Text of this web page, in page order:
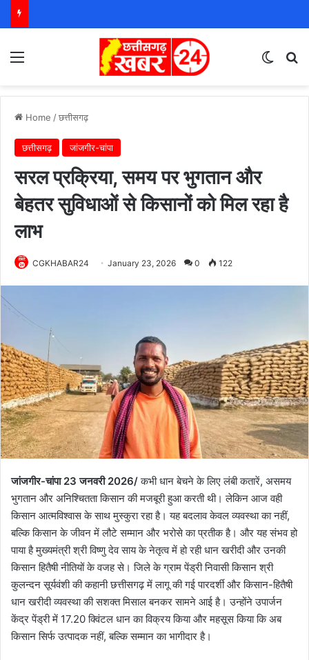
Home /छत्तीसगढ़
छत्तीसगढ़ जांजगीर-चांपा
सरल प्रक्रिया, समय पर भुगतान और
बेहतर सुविधाओं से किसानों को मिल रहा है
लाभ
CGKHABAR24 January 23, 2026 0 122
जांजगीर-चांपा 23 जनवरी 2026/कभी धान बेचने के लिए लंबी कतारें, असमय
भुगतान और अनिश्चितता किसान की मजबूरी हुआ करती थी। लेकिन आज वही
किसान आत्मविश्वास के साथ मुस्कुरा रहा है। यह बदलाव केवल व्यवस्था का नहीं,
बल्कि किसान के जीवन में लौटे सम्मान और भरोसे का प्रतीक है। और यह संभव हो
पाया है मुख्यमंत्री श्री विष्णु देव साय के नेतृत्व में हो रही धान खरीदी और उनकी
किसान हितैषी नीतियों के वजह से। जिले के ग्राम पेंड्री निवासी किसान श्री
कुलन्दन सूर्यवंशी की कहानी छत्तीसगढ़ में लागू की गई पारदर्शी और किसान-हितैषी
धान खरीदी व्यवस्था की सशक्त मिसाल बनकर सामने आई है। उन्होंने उपार्जन
केंद्र पेंड्री में 17.20 क्विंटल धान का विक्रय किया और महसूस किया कि अब
किसान सिर्फ उत्पादक नहीं, बल्कि सम्मान का भागीदार है।